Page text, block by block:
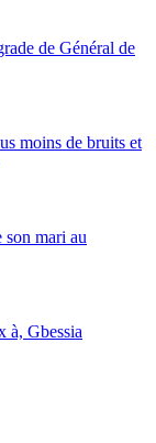
de Général de
moins de bruits et
son mari au
à, Gbessia